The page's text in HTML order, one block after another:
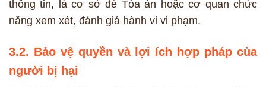
thông tin, là cơ sở để Tòa án hoặc cơ quan chức
năng xem xét, đánh giá hành vi vi phạm.
3.2. Bảo vệ quyền và lợi ích hợp pháp của
người bị hại